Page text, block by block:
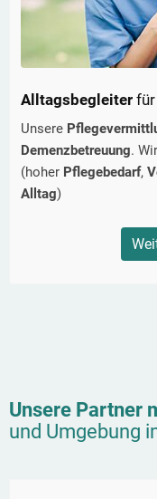
Alltagsbegleiter für
Unsere
Demenzbetreuung.
(hoher Pflegebedarf,
Alltag)
Unsere Partner
und Umgebung